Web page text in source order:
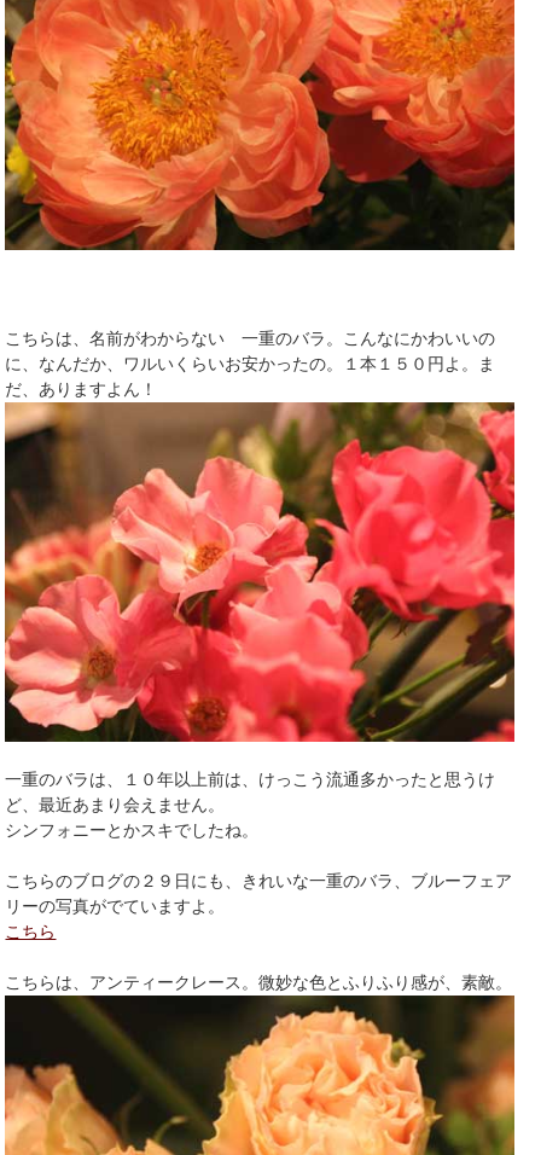
こちらは、名前がわからない 一重のバラ。こんなにかわいいの
に、なんだか、ワルいくらいお安かったの。１本１５０円よ。ま
だ、ありますよん！
一重のバラは、１０年以上前は、けっこう流通多かったと思うけ
ど、最近あまり会えません。
シンフォニーとかスキでしたね。
こちらのブログの２９日にも、きれいな一重のバラ、ブルーフェア
リーの写真がでていますよ。
こちら
こちらは、アンティークレース。微妙な色とふりふり感が、素敵。